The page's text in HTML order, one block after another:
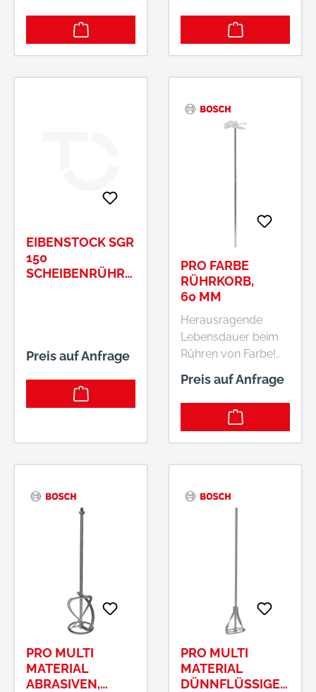
EIBENSTOCK SGR
150
SCHEIBENRÜHRE
Preis auf Anfrage
PRO FARBE
RÜHRKORB,
60 MM
Herausragende
Lebensdauer beim
Rühren von Farbe!
Rühren von
Suspensionen Der
langlebige PRO Paint
effektiv und hält
lange. Wir haben den
verhindern Spritzer
und erleichtern die
Rührkorbs.
Preis auf Anfrage
PRO MULTI
MATERIAL
ABRASIVEN,
PRO MULTI
MATERIAL
DÜNNFLÜSSIGE